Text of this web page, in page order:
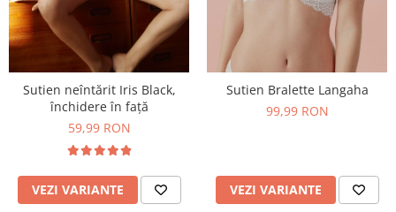
Sutien neîntărit Iris Black,
închidere în față
59,99 RON
VEZI VARIANTE
Sutien Bralette Langaha
99,99 RON
VEZI VARIANTE